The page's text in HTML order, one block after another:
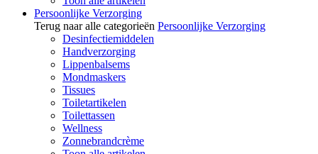
Persoonlijke Verzorging
Terug naar alle categorieën Persoonlijke Verzorging
Desinfectiemiddelen
Handverzorging
Lippenbalsems
Mondmaskers
Tissues
Toiletartikelen
Toilettassen
Wellness
Zonnebrandcrème